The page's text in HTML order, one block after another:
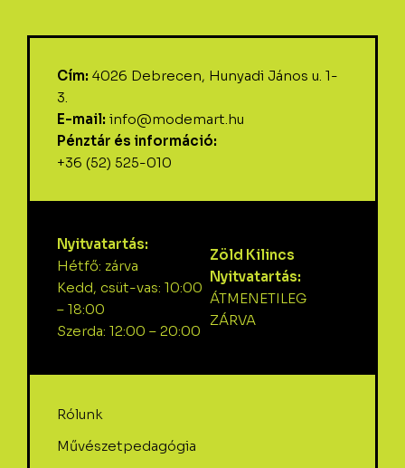
Cím: 4026 Debrecen, Hunyadi János u. 1-
3.
E-mail: info@modemart.hu
Pénztár és információ:
+36 (52) 525-010
Nyitvatartás:
Hétfő: zárva
Kedd, csüt-vas: 10:00
– 18:00
Szerda: 12:00 – 20:00
Zöld Kilincs
Nyitvatartás:
ÁTMENETILEG
ZÁRVA
Rólunk
Művészetpedagógia